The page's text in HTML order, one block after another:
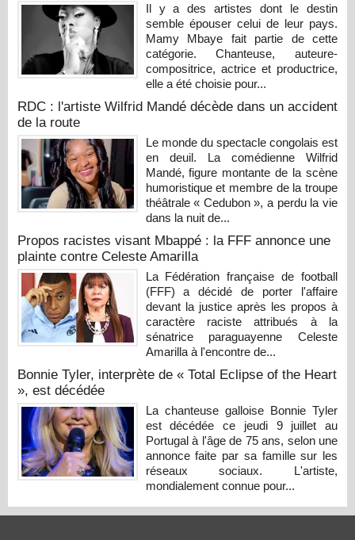
Il y a des artistes dont le destin
semble épouser celui de leur pays.
Mamy Mbaye fait partie de cette
catégorie. Chanteuse, auteure-
compositrice, actrice et productrice,
elle a été choisie pour...
RDC : l'artiste Wilfrid Mandé décède dans un accident
de la route
Le monde du spectacle congolais est
en deuil. La comédienne Wilfrid
Mandé, figure montante de la scène
humoristique et membre de la troupe
théâtrale « Cedubon », a perdu la vie
dans la nuit de...
Propos racistes visant Mbappé : la FFF annonce une
plainte contre Celeste Amarilla
La Fédération française de football
(FFF) a décidé de porter l'affaire
devant la justice après les propos à
caractère raciste attribués à la
sénatrice paraguayenne Celeste
Amarilla à l'encontre de...
Bonnie Tyler, interprète de « Total Eclipse of the Heart
», est décédée
La chanteuse galloise Bonnie Tyler
est décédée ce jeudi 9 juillet au
Portugal à l'âge de 75 ans, selon une
annonce faite par sa famille sur les
réseaux sociaux. L'artiste,
mondialement connue pour...